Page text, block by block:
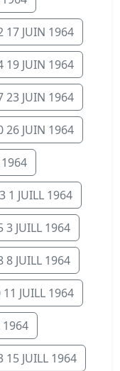
17 JUIN 1964
19 JUIN 1964
23 JUIN 1964
26 JUIN 1964
1 JUILL 1964
3 JUILL 1964
8 JUILL 1964
JUILL 1964
1964
15 JUILL 1964